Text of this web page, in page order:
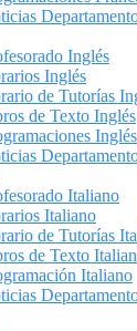
Inglés
Inglés
de Tutorías
de Texto Inglés
Inglés
Italiano
Italiano
de Tutorías
de Texto
Italiano